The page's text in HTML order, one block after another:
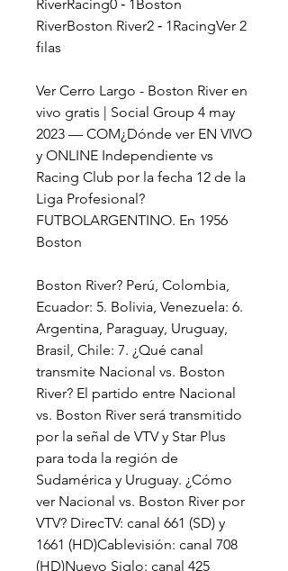
RiverRacing0 ‑ 1Boston
RiverBoston River2 ‑ 1RacingVer 2
filas
Ver Cerro Largo - Boston River en
vivo gratis | Social Group 4 may
2023 — COM¿Dónde ver EN VIVO
y ONLINE Independiente vs
Racing Club por la fecha 12 de la
Liga Profesional?
FUTBOLARGENTINO. En 1956
Boston
Boston River? Perú, Colombia,
Ecuador: 5. Bolivia, Venezuela: 6.
Argentina, Paraguay, Uruguay,
Brasil, Chile: 7. ¿Qué canal
transmite Nacional vs. Boston
River? El partido entre Nacional
vs. Boston River será transmitido
por la señal de VTV y Star Plus
para toda la región de
Sudamérica y Uruguay. ¿Cómo
ver Nacional vs. Boston River por
VTV? DirecTV: canal 661 (SD) y
1661 (HD)Cablevisión: canal 708
(HD)Nuevo Siglo: canal 425